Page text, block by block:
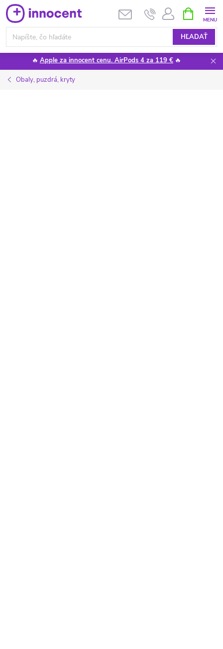
Prejsť
na
obsah
HĽADAŤ
KOŠÍK
🔥 Apple za innocent cenu. AirPods 4 za 119 € 🔥
Obaly, puzdrá, kryty